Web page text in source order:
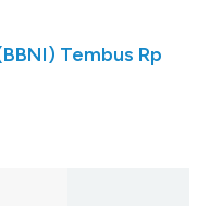
Tembus Rp